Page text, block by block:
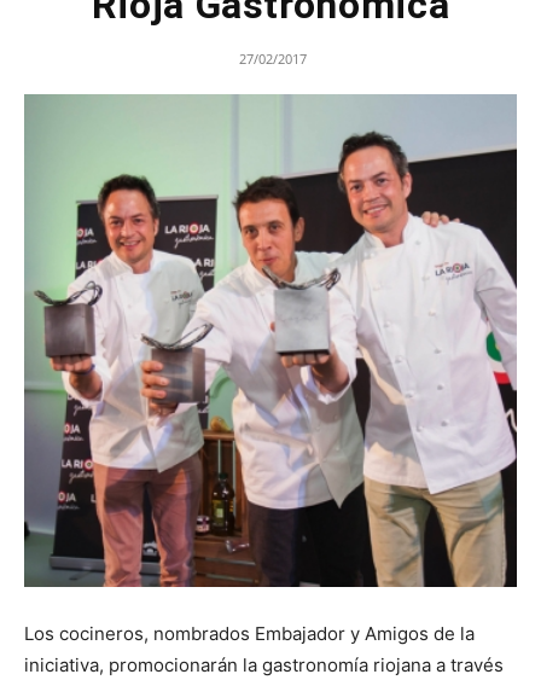
27/02/2017
Los cocineros, nombrados Embajador y Amigos de la
iniciativa, promocionarán la gastronomía riojana a través